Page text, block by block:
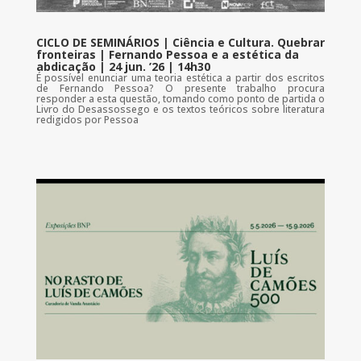
CICLO DE SEMINÁRIOS | Ciência e Cultura. Quebrar
fronteiras | Fernando Pessoa e a estética da
abdicação | 24 jun. ’26 | 14h30
É possível enunciar uma teoria estética a partir dos escritos
de Fernando Pessoa? O presente trabalho procura
responder a esta questão, tomando como ponto de partida o
Livro do Desassossego e os textos teóricos sobre literatura
redigidos por Pessoa